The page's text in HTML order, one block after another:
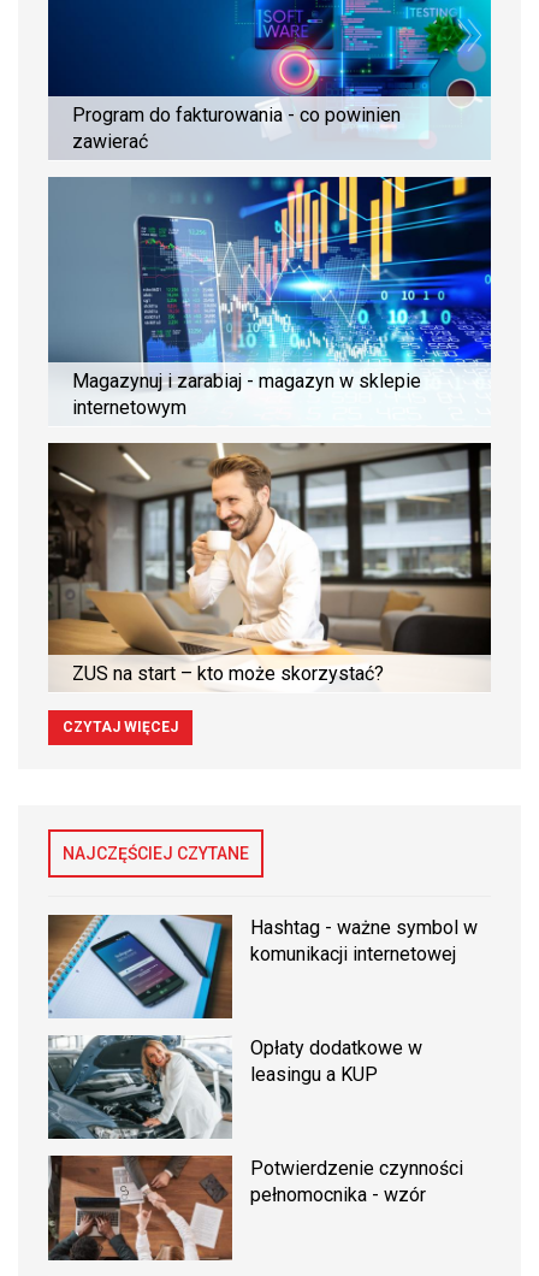
Program do fakturowania - co powinien
zawierać
Magazynuj i zarabiaj - magazyn w sklepie
internetowym
ZUS na start – kto może skorzystać?
CZYTAJ WIĘCEJ
NAJCZĘŚCIEJ CZYTANE
Hashtag - ważne symbol w
komunikacji internetowej
Opłaty dodatkowe w
leasingu a KUP
Potwierdzenie czynności
pełnomocnika - wzór